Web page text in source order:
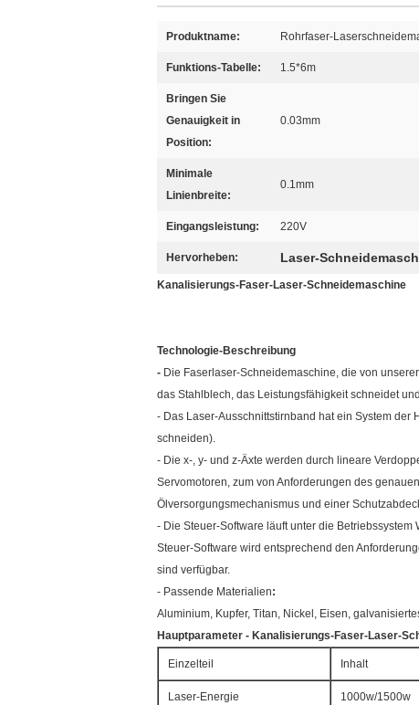
Produktname: Rohrfaser-
Funktions-Tabelle: 1.5*6m
Bringen Sie
Genauigkeit in
Position:
0.03mm
Minimale
Linienbreite:
0.1mm
Eingangsleistung: 220V
Hervorheben: Laser-
Kanalisierungs-Faser-Laser-Schneidemaschine
Technologie-Beschreibung
- Die Faserlaser-Schneidemaschine, die von
das Stahlblech, das Leistungsfähigkeit schneidet
- Das Laser-Ausschnittstirnband hat ein System
schneiden).
- Die x-, y- und z-Äxte werden durch lineare
Servomotoren, zum von Anforderungen des
Ölversorgungsmechanismus und einer
- Die Steuer-Software läuft unter die Betriebssystem
Steuer-Software wird entsprechend den
sind verfügbar.
- Passende Materialien:
Aluminium, Kupfer, Titan, Nickel, Eisen,
Hauptparameter - Kanalisierungs-Faser-Laser-
Einzelteil Inhalt
Laser-Energie 1000w/1500w